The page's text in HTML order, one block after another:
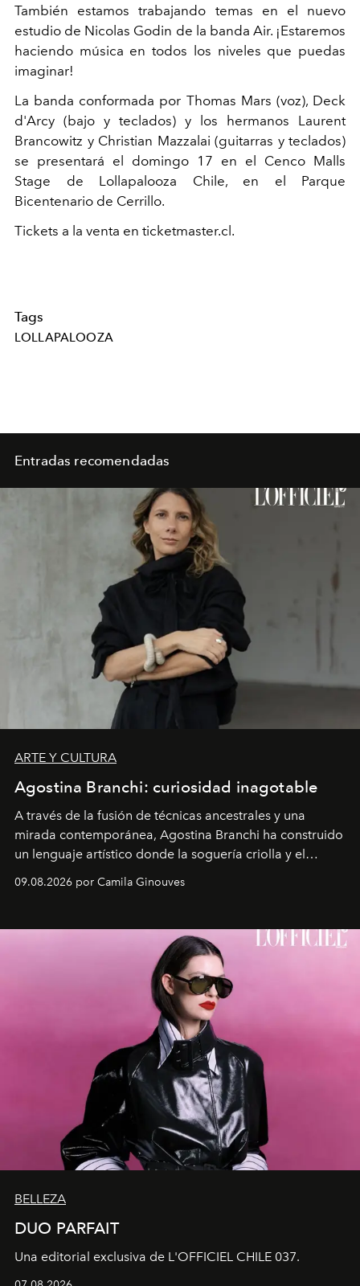
También estamos trabajando temas en el nuevo
estudio de Nicolas Godin de la banda Air. ¡Estaremos
haciendo música en todos los niveles que puedas
imaginar!
La banda conformada por Thomas Mars (voz), Deck
d'Arcy (bajo y teclados) y los hermanos Laurent
Brancowitz y Christian Mazzalai (guitarras y teclados)
se presentará el domingo 17 en el Cenco Malls
Stage de Lollapalooza Chile, en el Parque
Bicentenario de Cerrillo.
Tickets a la venta en ticketmaster.cl.
Tags
LOLLAPALOOZA
Entradas recomendadas
ARTE Y CULTURA
Agostina Branchi: curiosidad inagotable
A través de la fusión de técnicas ancestrales y una
mirada contemporánea, Agostina Branchi ha construido
un lenguaje artístico donde la soguería criolla y el
embarrilado dan vida a esculturas textiles tan rígidas
como fluidas. En septiembre la artista presentará una
Montecarmelo.
09.08.2026 por Camila Ginouves
BELLEZA
DUO PARFAIT
Una editorial exclusiva de L'OFFICIEL CHILE 037.